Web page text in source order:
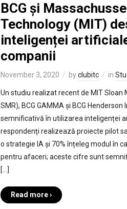
BCG și
Technology (MIT)
inteligenței
companii
November 3, 2020 byclubitc in
Un studiu realizat recent de MIT Sloan
SMR), BCG GAMMA și BCG
semnificativă în utilizarea inteligenței
respondenți realizează proiecte pilot
o strategie IA și 70% înțeleg modul în
pentru afaceri; aceste cifre sunt
[…]
Read more ›